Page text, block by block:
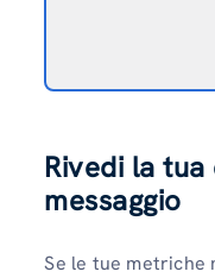
Rivedi la
messaggio
Se le tue metriche